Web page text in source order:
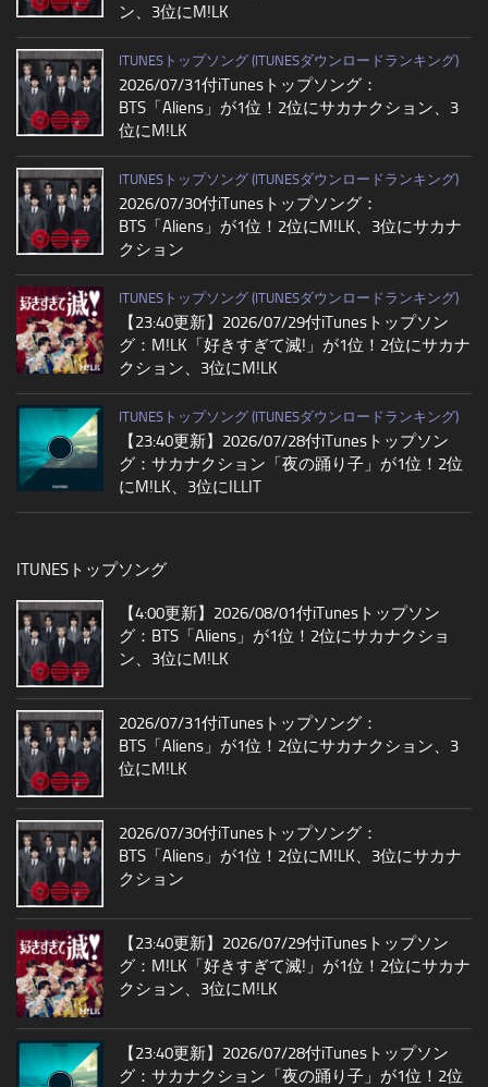
ン、3位にM!LK
ITUNESトップソング (ITUNESダウンロードランキング)
2026/07/31付iTunesトップソング：
BTS「Aliens」が1位！2位にサカナクション、3
位にM!LK
ITUNESトップソング (ITUNESダウンロードランキング)
2026/07/30付iTunesトップソング：
BTS「Aliens」が1位！2位にM!LK、3位にサカナ
クション
ITUNESトップソング (ITUNESダウンロードランキング)
【23:40更新】2026/07/29付iTunesトップソン
グ：M!LK「好きすぎて滅!」が1位！2位にサカナ
クション、3位にM!LK
ITUNESトップソング (ITUNESダウンロードランキング)
【23:40更新】2026/07/28付iTunesトップソン
グ：サカナクション「夜の踊り子」が1位！2位
にM!LK、3位にILLIT
ITUNESトップソング
【4:00更新】2026/08/01付iTunesトップソン
グ：BTS「Aliens」が1位！2位にサカナクショ
ン、3位にM!LK
2026/07/31付iTunesトップソング：
BTS「Aliens」が1位！2位にサカナクション、3
位にM!LK
2026/07/30付iTunesトップソング：
BTS「Aliens」が1位！2位にM!LK、3位にサカナ
クション
【23:40更新】2026/07/29付iTunesトップソン
グ：M!LK「好きすぎて滅!」が1位！2位にサカナ
クション、3位にM!LK
【23:40更新】2026/07/28付iTunesトップソン
グ：サカナクション「夜の踊り子」が1位！2位